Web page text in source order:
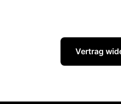
Vertrag